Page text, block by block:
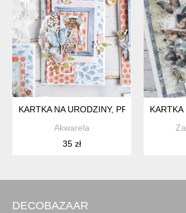
KARTKA NA URODZINY, PREZENT
Akwarela
35 zł
DECOBAZAAR